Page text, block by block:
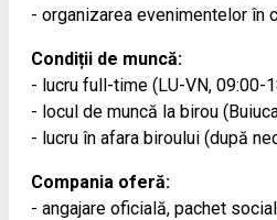
- organizarea evenimentelor în
Condiții de muncă:
- lucru full-time (LU-VN, 09:00-
- locul de muncă la birou
- lucru în afara biroului (după
Compania oferă:
- angajare oficială, pachet social